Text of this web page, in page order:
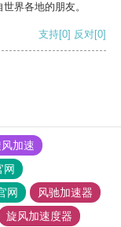
界各地的朋友。
支持[0] 反对[0]
加速
网
网
风驰加速器
旋风加速度器